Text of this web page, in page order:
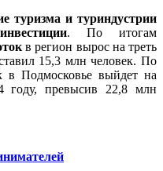
туризма и туриндустрии
инвестиции. По итогам
в регион вырос на треть
15,3 млн человек. По
в Подмосковье выйдет на
году, превысив 22,8 млн